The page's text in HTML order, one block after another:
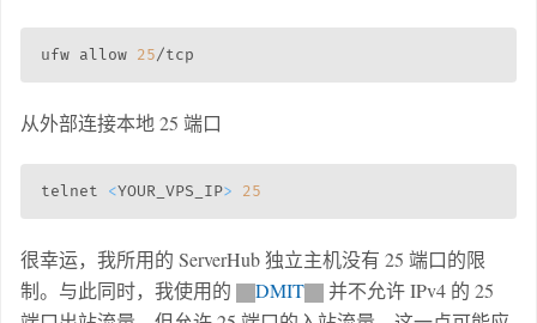
ufw allow 25
从外部连接本地 25 端口
telnet <YOUR_VPS_IP> 25
很幸运，我所用的 ServerHub 独立主机没有 25 端口的限
制。与此同时，我使用的
DMIT
并不允许 IPv4 的 25